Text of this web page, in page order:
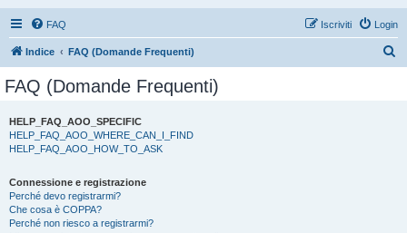
FAQ Login
Iscriviti
Indice FAQ (Domande Frequenti)
FAQ (Domande Frequenti)
HELP_FAQ_AOO_SPECIFIC
HELP_FAQ_AOO_WHERE_CAN_I_FIND
HELP_FAQ_AOO_HOW_TO_ASK
Connessione e registrazione
Perché devo registrarmi?
Che cosa è COPPA?
Perché non riesco a registrarmi?